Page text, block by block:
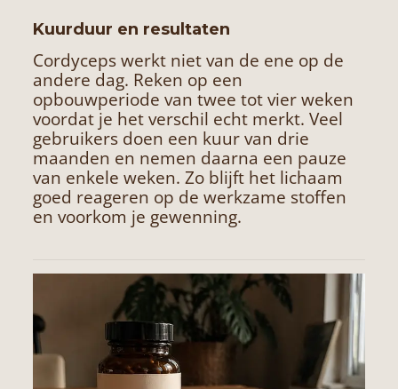
Kuurduur en resultaten
Cordyceps werkt niet van de ene op de
andere dag. Reken op een
opbouwperiode van twee tot vier weken
voordat je het verschil echt merkt. Veel
gebruikers doen een kuur van drie
maanden en nemen daarna een pauze
van enkele weken. Zo blijft het lichaam
goed reageren op de werkzame stoffen
en voorkom je gewenning.